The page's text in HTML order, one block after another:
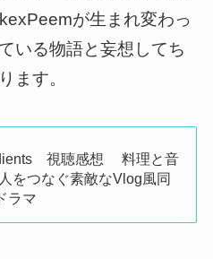
が生まれ変わっ
いる物語と妄想してち
ます。
視聴感想 料理と音
をつなぐ素敵なVlog風同
ラマ